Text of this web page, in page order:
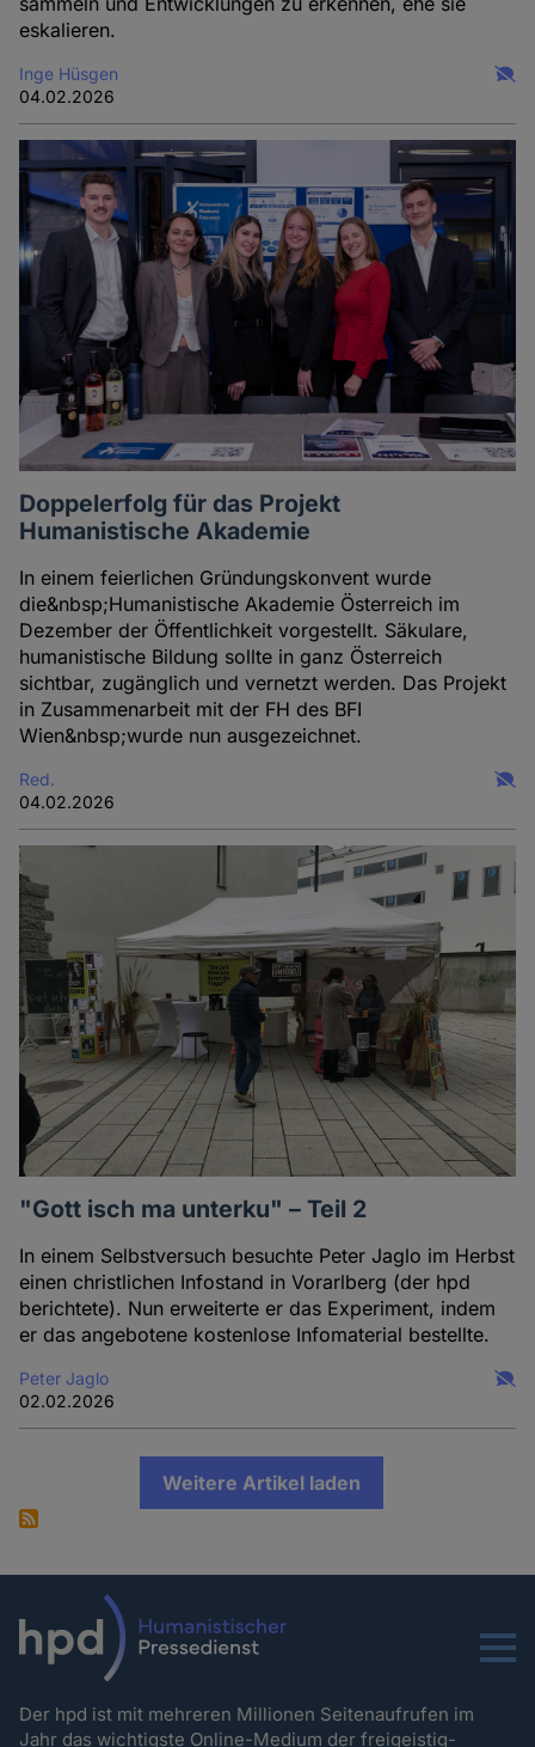
eskalieren.
Inge Hüsgen
04.02.2026
Doppelerfolg für das Projekt
Humanistische Akademie
In einem feierlichen Gründungskonvent wurde
die&nbsp;Humanistische Akademie Österreich im
Dezember der Öffentlichkeit vorgestellt. Säkulare,
humanistische Bildung sollte in ganz Österreich
sichtbar, zugänglich und vernetzt werden. Das Projekt
in Zusammenarbeit mit der FH des BFI
Wien&nbsp;wurde nun ausgezeichnet.
Red.
04.02.2026
"Gott isch ma unterku" – Teil 2
In einem Selbstversuch besuchte Peter Jaglo im Herbst
einen christlichen Infostand in Vorarlberg (der hpd
berichtete). Nun erweiterte er das Experiment, indem
er das angebotene kostenlose Infomaterial bestellte.
Peter Jaglo
02.02.2026
Weitere Artikel laden
Menu
Der hpd ist mit mehreren Millionen Seitenaufrufen im
Jahr das wichtigste Online-Medium der freigeistig-